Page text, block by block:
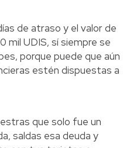
de atraso y el valor de
mil UDIS, sí siempre se
porque puede que aún
estén dispuestas a
que solo fue un
saldas esa deuda y